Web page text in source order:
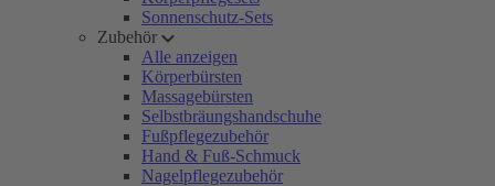
Sonnenschutz-Sets
Zubehör
Alle anzeigen
Körperbürsten
Massagebürsten
Selbstbräungshandschuhe
Fußpflegezubehör
Hand & Fuß-Schmuck
Nagelpflegezubehör